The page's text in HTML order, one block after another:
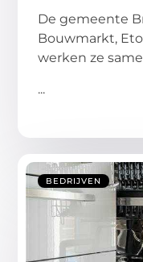
De gemeente
Bouwmarkt,
werken ze
...
BEDRIJVEN